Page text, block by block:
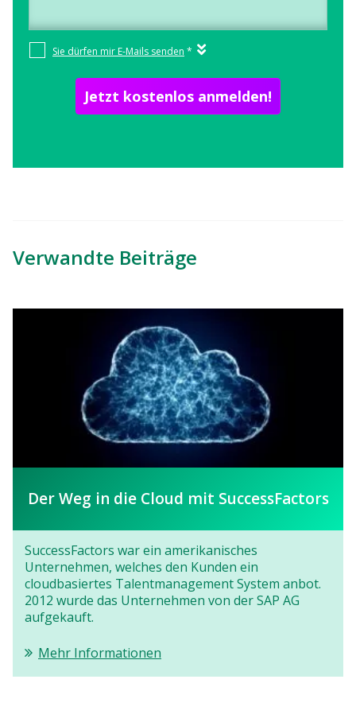
Verwandte Beiträge
Der Weg in die Cloud mit SuccessFactors
SuccessFactors war ein amerikanisches
Unternehmen, welches den Kunden ein
cloudbasiertes Talentmanagement System anbot.
2012 wurde das Unternehmen von der SAP AG
aufgekauft.
Mehr Informationen